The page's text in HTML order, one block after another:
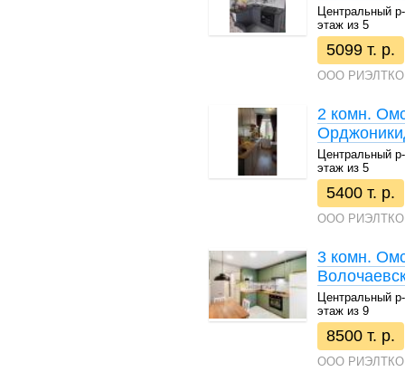
Центральный
этаж из 5
5099 т. р.
ООО
2 комн.
Центральный
этаж из 5
5400 т. р.
ООО
3 комн.
Центральный
этаж из 9
8500 т. р.
ООО